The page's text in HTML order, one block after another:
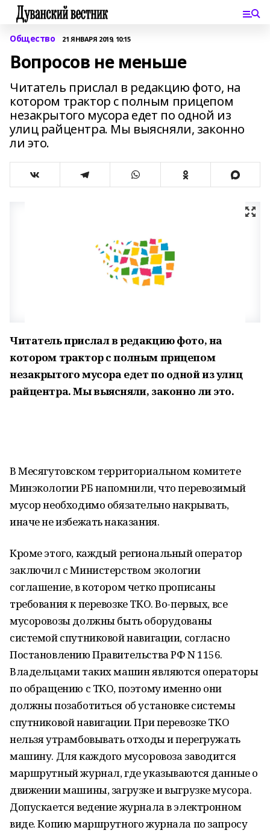
Общество 21 ЯНВАРЯ 2019, 10:15
Вопросов не меньше
Читатель прислал в редакцию фото, на
котором трактор с полным прицепом
незакрытого мусора едет по одной из
улиц райцентра. Мы выясняли, законно
ли это.
Читатель прислал в редакцию фото, на
котором трактор с полным прицепом
незакрытого мусора едет по одной из улиц
райцентра. Мы выясняли, законно ли это.
В Месягутовском территориальном комитете
Минэкологии РБ напомнили, что перевозимый
мусор необходимо обязательно накрывать,
иначе не избежать наказания.
Кроме этого, каждый региональный оператор
заключил с Министерством экологии
соглашение, в котором четко прописаны
требования к перевозке ТКО. Во-первых, все
мусоровозы должны быть оборудованы
системой спутниковой навигации, согласно
Постановлению Правительства РФ N 1156.
Владельцами таких машин являются операторы
по обращению с ТКО, поэтому именно они
должны позаботиться об установке системы
спутниковой навигации. При перевозке ТКО
нельзя утрамбовывать отходы и перегружать
машину. Для каждого мусоровоза заводится
маршрутный журнал, где указываются данные о
движении машины, загрузке и выгрузке мусора.
Допускается ведение журнала в электронном
виде. Копию маршрутного журнала по запросу